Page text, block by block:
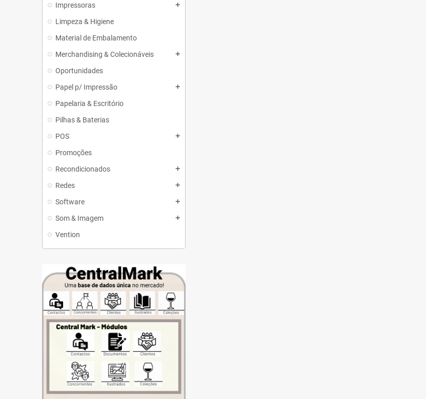
Impressoras add
Limpeza & Higiene
Material de Embalamento
Merchandising & Colecionáveis
add
Oportunidades
Papel p/ Impressão
add
Papelaria & Escritório
Pilhas & Baterias
POS
add
Promoções
Recondicionados
add
Redes add
Software add
Som & Imagem add
Vention